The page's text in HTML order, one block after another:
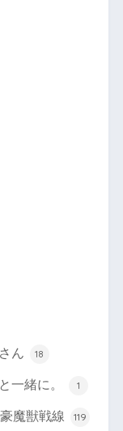
ん 18
一緒に。 1
魔獣戦線 119